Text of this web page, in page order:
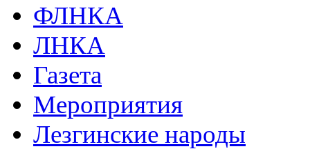
ФЛНКА
ЛНКА
Газета
Мероприятия
Лезгинские народы